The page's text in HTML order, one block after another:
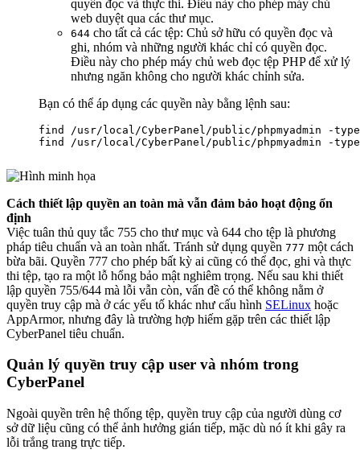
quyền đọc và thực thi. Điều này cho phép máy chủ
web duyệt qua các thư mục.
644 cho tất cả các tệp: Chủ sở hữu có quyền đọc và
ghi, nhóm và những người khác chỉ có quyền đọc.
Điều này cho phép máy chủ web đọc tệp PHP để xử lý
nhưng ngăn không cho người khác chỉnh sửa.
Bạn có thể áp dụng các quyền này bằng lệnh sau:
find /usr/local/CyberPanel/public/phpmyadmin -
Cách thiết lập quyền an toàn mà vẫn đảm bảo hoạt động ổn
định
Việc tuân thủ quy tắc 755 cho thư mục và 644 cho tệp là phương
pháp tiêu chuẩn và an toàn nhất. Tránh sử dụng quyền 777 một cách
bừa bãi. Quyền 777 cho phép bất kỳ ai cũng có thể đọc, ghi và thực
thi tệp, tạo ra một lỗ hổng bảo mật nghiêm trọng. Nếu sau khi thiết
lập quyền 755/644 mà lỗi vẫn còn, vấn đề có thể không nằm ở
quyền truy cập mà ở các yếu tố khác như cấu hình SELinux hoặc
AppArmor, nhưng đây là trường hợp hiếm gặp trên các thiết lập
CyberPanel tiêu chuẩn.
Quản lý quyền truy cập user và nhóm trong
CyberPanel
Ngoài quyền trên hệ thống tệp, quyền truy cập của người dùng cơ
sở dữ liệu cũng có thể ảnh hưởng gián tiếp, mặc dù nó ít khi gây ra
lỗi trắng trang trực tiếp.